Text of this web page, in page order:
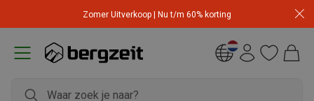
Zomer Uitverkoop | Nu t/m 60% korting